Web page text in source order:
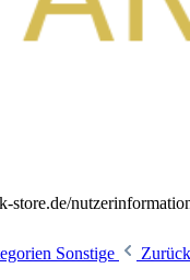
store.de/
Sonstige
Zurück